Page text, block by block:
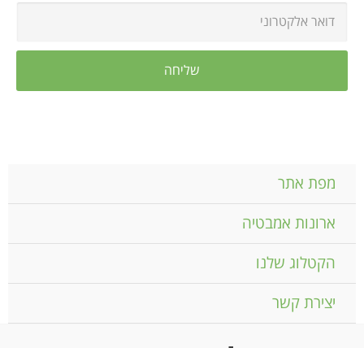
מפת אתר
ארונות אמבטיה
הקטלוג שלנו
יצירת קשר